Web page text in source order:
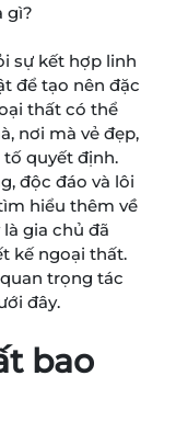
gì?
sự kết hợp linh
để tạo nên đặc
thất có thể
nơi mà vẻ đẹp,
tố quyết định.
độc đáo và lôi
hiểu thêm về
gia chủ đã
kế ngoại thất.
trọng tác
đây.
bao